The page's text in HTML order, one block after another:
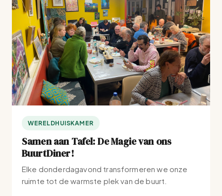
WERELDHUISKAMER
Samen aan Tafel: De Magie van ons
BuurtDiner!
Elke donderdagavond transformeren we onze
ruimte tot de warmste plek van de buurt.